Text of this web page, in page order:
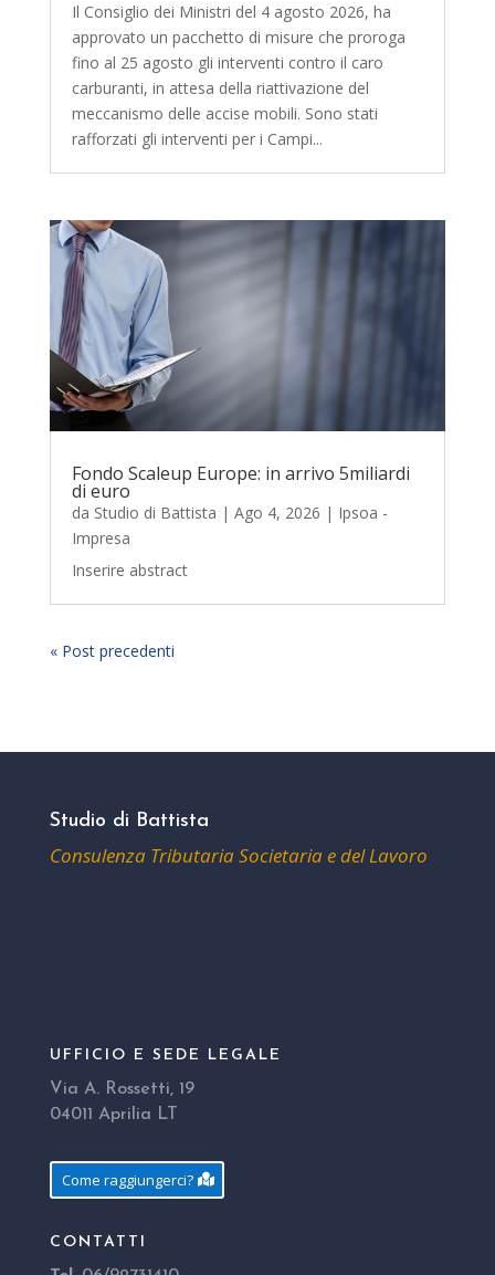
Il Consiglio dei Ministri del 4 agosto 2026, ha
approvato un pacchetto di misure che proroga
fino al 25 agosto gli interventi contro il caro
carburanti, in attesa della riattivazione del
meccanismo delle accise mobili. Sono stati
rafforzati gli interventi per i Campi...
Fondo Scaleup Europe: in arrivo 5miliardi
di euro
da Studio di Battista | Ago 4, 2026 | Ipsoa -
Impresa
Inserire abstract
« Post precedenti
Studio di Battista
Consulenza Tributaria Societaria e del Lavoro
UFFICIO E SEDE LEGALE
Via A. Rossetti, 19
04011 Aprilia LT
Come raggiungerci?
CONTATTI